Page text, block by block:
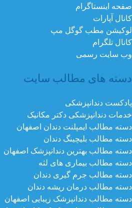
صفحه اینستاگرام
کانال آپارات
لوکیشن مطب گوگل مپ
کانال تلگرام
وب سایت رسمی
دسته های مطالب سایت
پادکست دندانپزشکی
خدمات دندانپزشکی دکتر مکانیک
دسته مطالب ایمپلنت دندان اصفهان
دسته مطالب بلیچینگ دندان
دسته مطالب بهترین دندانپزشک اصفهان
دسته مطالب بیماری های لثه
دسته مطالب جرم گیری دندان
دسته مطالب درمان ریشه دندان
دسته مطالب دندانپزشک زیبایی اصفهان